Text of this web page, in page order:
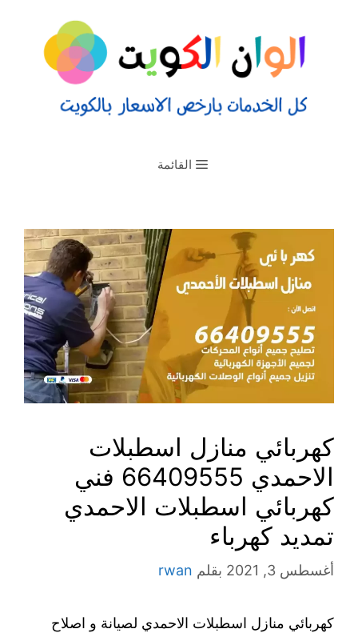
القائمة
كهربائي منازل اسطبلات
الاحمدي 66409555 فني
كهربائي اسطبلات الاحمدي
تمديد كهرباء
أغسطس 3, 2021 بقلم rwan
كهربائي منازل اسطبلات الاحمدي لصيانة و اصلاح